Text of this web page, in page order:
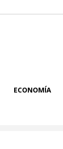
ECONOMÍA